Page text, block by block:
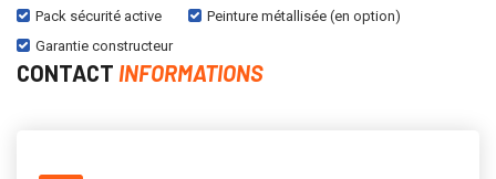
Pack sécurité active
Peinture métallisée (en option)
Garantie constructeur
CONTACT INFORMATIONS